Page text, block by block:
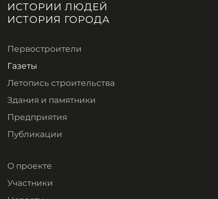
ИСТОРИИ ЛЮДЕЙ
ИСТОРИЯ ГОРОДА
Первостроители
Газеты
Летопись строительства
Здания и памятники
Предприятия
Публикации
О проекте
Участники